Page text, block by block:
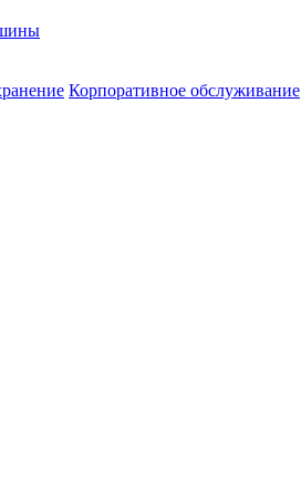
Корпоративное обслуживание